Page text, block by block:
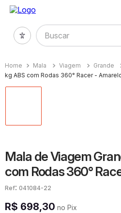
Buscar
Mala Viagem Grande
kg ABS com Rodas 360° Racer -
Mala de Viagem
com Rodas 360°
: 041084-22
R$ 698,30 no Pix